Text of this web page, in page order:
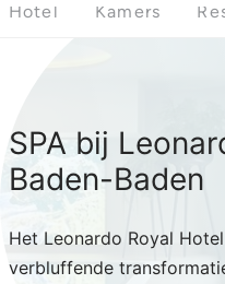
Hotel Kamers
SPA bij
Baden-Baden
Het Leonardo Royal
verbluffende